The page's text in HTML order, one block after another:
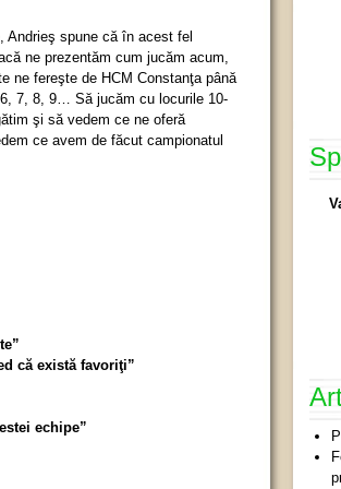
Andrieş spune că în acest fel
ne prezentăm cum jucăm acum,
ne fereşte de HCM Constanţa până
7, 8, 9… Să jucăm cu locurile 10-
şi să vedem ce ne oferă
ce avem de făcut campionatul
că există favoriţi”
echipe”